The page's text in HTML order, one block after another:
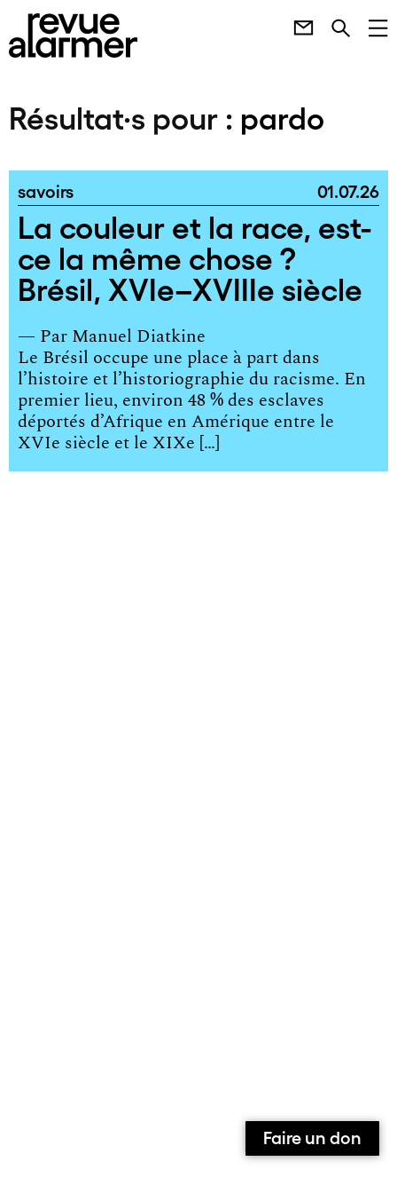
Résultat·s pour : pardo
savoirs 01.07.26
La couleur et la race, est-
ce la même chose ?
Brésil, XVIe–XVIIIe siècle
— Par Manuel Diatkine
Le Brésil occupe une place à part dans
l’histoire et l’historiographie du racisme. En
premier lieu, environ 48 % des esclaves
déportés d’Afrique en Amérique entre le
XVIe siècle et le XIXe […]
Faire un don